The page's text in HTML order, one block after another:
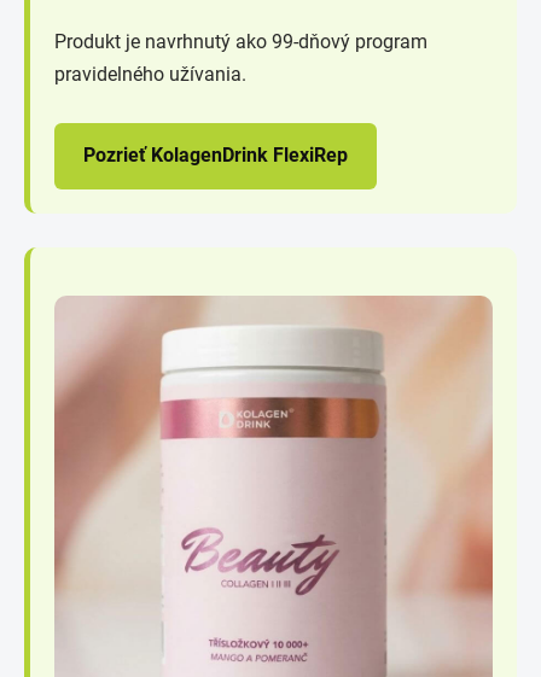
Produkt je navrhnutý ako 99-dňový program
pravidelného užívania.
Pozrieť KolagenDrink FlexiRep